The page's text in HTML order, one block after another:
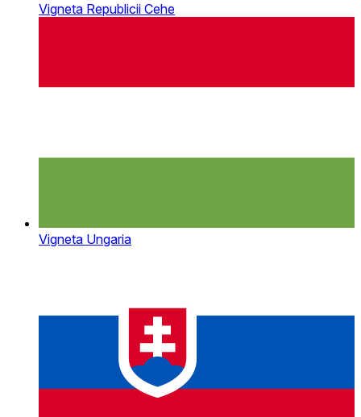
Vigneta Republicii Cehe
Vigneta Ungaria